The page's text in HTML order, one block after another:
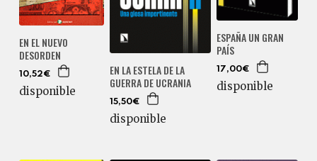
EN EL NUEVO
DESORDEN
10,52€
disponible
EN LA ESTELA DE LA
GUERRA DE UCRANIA
15,50€
disponible
ESPAÑA UN GRAN
PAÍS
17,00€
disponible